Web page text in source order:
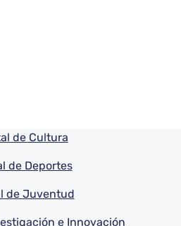
de Cultura
de Deportes
de Juventud
e Innovación